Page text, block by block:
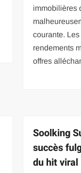
immobilières
courante.
rendements
offres
Soolking
succès
du hit viral